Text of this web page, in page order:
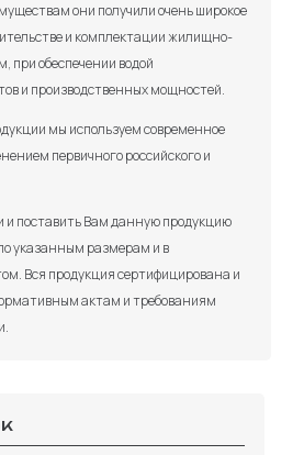
они получили очень широкое
и комплектации жилищно-
при обеспечении водой
и производственных мощностей.
мы используем современное
первичного российского и
и поставить Вам данную продукцию
указанным размерам и в
Вся продукция сертифицирована и
актам и требованиям